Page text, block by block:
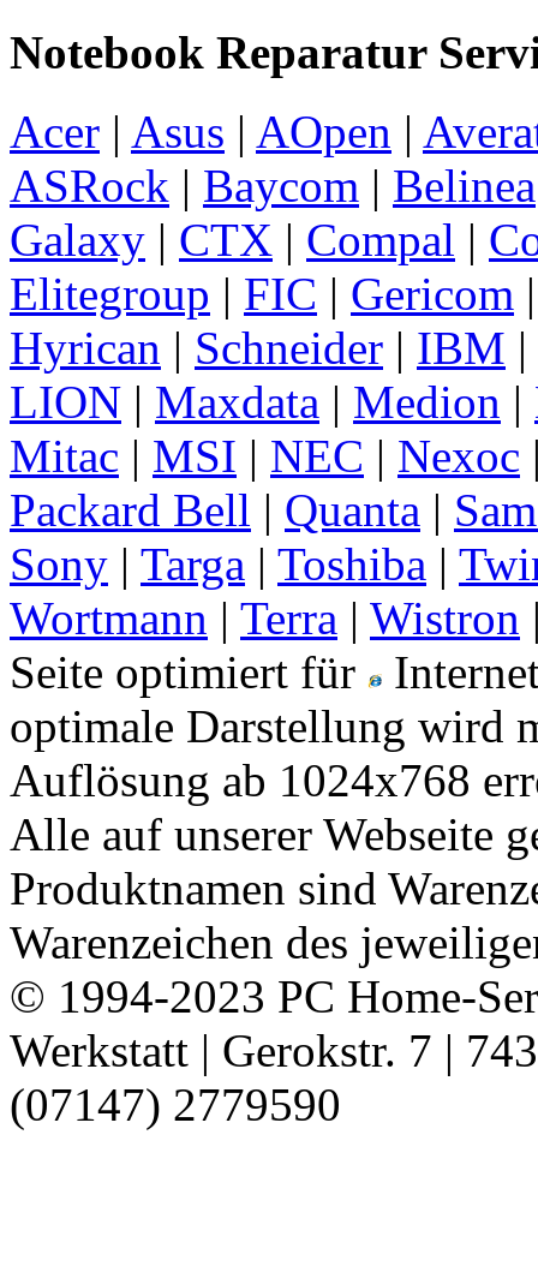
Notebook Reparatur
Acer | Asus | AOpen |
ASRock | Baycom | Belinea
Galaxy | CTX | Compal |
Elitegroup | FIC | Gericom
Hyrican | Schneider | IBM |
LION | Maxdata | Medion |
Mitac | MSI | NEC | Nexoc
Packard Bell | Quanta |
Sony | Targa | Toshiba |
Wortmann | Terra | Wistron
Seite optimiert für
optimale Darstellung wird
Auflösung ab 1024x768
Alle auf unserer Webseite
Produktnamen sind
Warenzeichen des
© 1994-2023 PC Home-
Werkstatt | Gerokstr. 7 |
(07147) 2779590